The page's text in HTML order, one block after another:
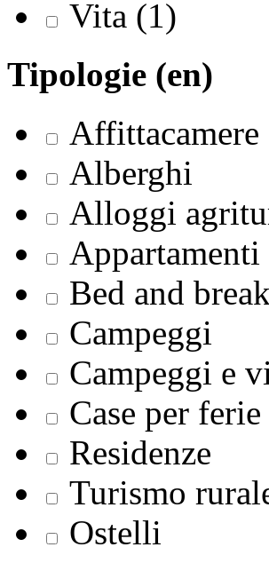
Vita (1)
Tipologie (en)
Affittacamere
Alberghi
Alloggi
Appartamenti
Bed and
Campeggi
Campeggi e
Case per ferie
Residenze
Turismo
Ostelli